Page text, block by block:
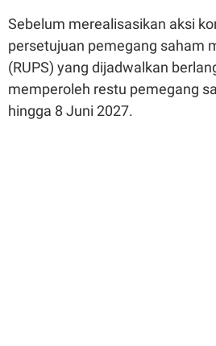
Sebelum merealisasikan aksi
persetujuan pemegang saham
(RUPS) yang dijadwalkan
memperoleh restu pemegang
hingga 8 Juni 2027.